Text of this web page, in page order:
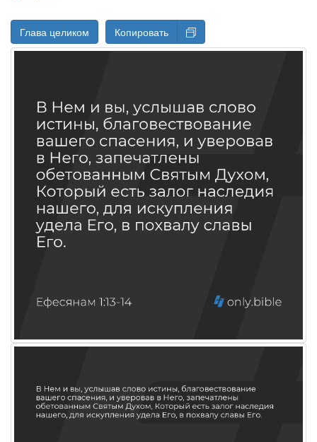
Глава целиком Копировать